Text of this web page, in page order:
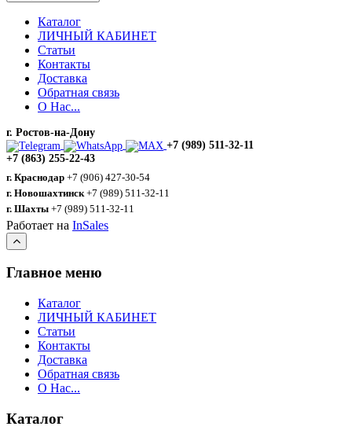
Каталог
ЛИЧНЫЙ КАБИНЕТ
Статьи
Контакты
Доставка
Обратная связь
О Нас...
г. Ростов-на-Дону
+7 (989) 511-32-11
+7 (863) 255-22-43
г. Краснодар +7 (906) 427-30-54
г. Новошахтинск +7 (989) 511-32-11
г. Шахты +7 (989) 511-32-11
Работает на InSales
Главное меню
Каталог
ЛИЧНЫЙ КАБИНЕТ
Статьи
Контакты
Доставка
Обратная связь
О Нас...
Каталог